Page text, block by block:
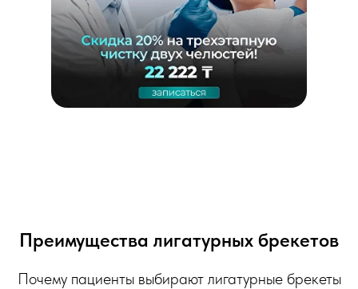
Преимущества лигатурных брекетов
Почему пациенты выбирают лигатурные брекеты